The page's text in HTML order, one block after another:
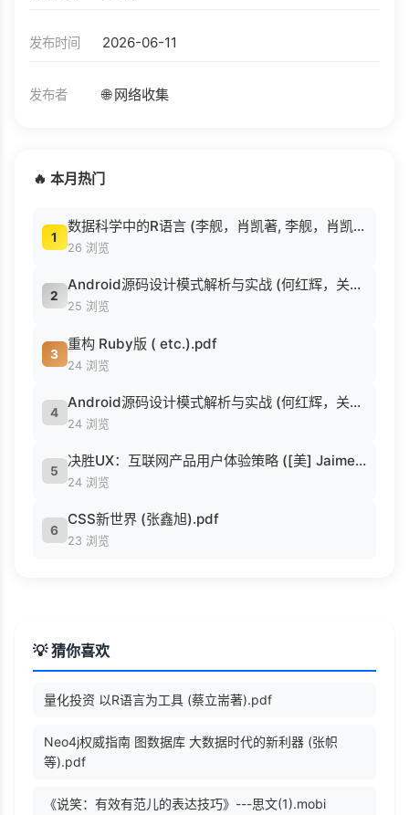
发布时间 2026-06-11
发布者 🌐 网络收集
🔥 本月热门
1
数据科学中的R语言 (李舰，肖凯著, 李舰，肖凯著；吴喜之审校, Pdg2Pic).pdf
26 浏览
2
Android源码设计模式解析与实战 (何红辉，关爱民著, 何红辉, 关爱民著, 何红辉, 关爱民).pdf
25 浏览
3
重构 Ruby版 ( etc.).pdf
24 浏览
4
Android源码设计模式解析与实战 (何红辉，关爱民著, 何红辉, 关爱民著, 何红辉, 关爱民).pdf
24 浏览
5
决胜UX：互联网产品用户体验策略 ([美] Jaime Levy [[美] Jaime Levy]).epub
24 浏览
6
CSS新世界 (张鑫旭).pdf
23 浏览
💡 猜你喜欢
量化投资 以R语言为工具 (蔡立耑著).pdf
Neo4j权威指南 图数据库 大数据时代的新利器 (张帜
等).pdf
《说笑：有效有范儿的表达技巧》---思文(1).mobi